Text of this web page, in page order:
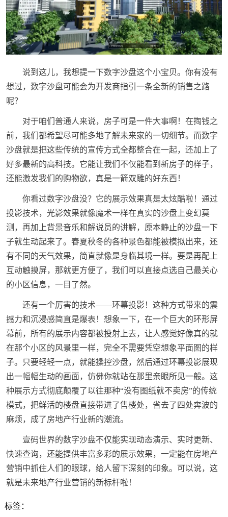
说到这儿，我想提一下数字沙盘这个小宝贝。你有没有
想过，数字沙盘可能会为开发商指引一条全新的销售之路
呢？
对于咱们普通人来说，房子可是一件大事啊！在掏钱之
前，我们都希望尽可能多地了解未来家的一切细节。而数字
沙盘就是把这些传统的宣传方式全都整合在一起，还加上了
好多最新的高科技。它能让我们不仅能看到新房子的样子，
还能激发我们的购物欲，真是一箭双雕的好东西！
你看过数字沙盘没？它的展示效果真是太炫酷啦！通过
投影技术，光影效果就像魔术一样在真实的沙盘上变幻莫
测，再加上背景音乐和解说员的讲解，原本静止的沙盘一下
子就生动起来了。春夏秋冬的各种景色都能被模拟出来，还
有不同的天气效果，简直就像是身临其境一样。要是再配上
互动触摸屏，那就更方便了，我们可以直接点选自己最关心
的小区信息，一目了然。
还有一个厉害的技术——环幕投影！这种方式带来的震
撼力和沉浸感简直是爆表！想象一下，在一个巨大的环形屏
幕前，所有的展示内容都被投射上去，让人感觉好像真的就
在那个小区的风景里一样，完全不需要凭空想象平面图的样
子。只要轻轻一点，就能操控沙盘，然后通过环幕投影展现
出一幅幅生动的画面，仿佛你就站在那里亲眼所见一般。这
种展示方式彻底颠覆了以往那种“没有图纸就不卖房”的传统
模式，把鲜活的楼盘直接带进了售楼处，省去了四处奔波的
麻烦，成了房地产行业新的潮流。
壹码世界的数字沙盘不仅能实现动态演示、实时更新、
快速查询，还能提供丰富多彩的展示效果，一定能在房地产
营销中抓住人们的眼球，给人留下深刻的印象。可以说，这
就是未来地产行业营销的新标杆啦！
标签：